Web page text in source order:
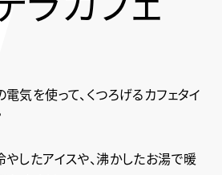
電気を使って、くつろげるカフェタイ
したアイスや、沸かしたお湯で暖